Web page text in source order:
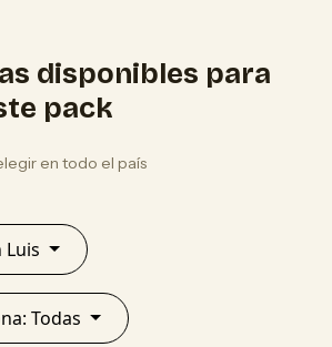
disponibles para
pack
en todo el país
San Luis
Localidad / Zona: Todas